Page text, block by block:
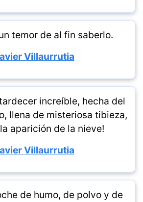
temor de al fin saberlo.
Villaurrutia
increíble, hecha del
llena de misteriosa tibieza,
aparición de la nieve!
Villaurrutia
de humo, de polvo y de